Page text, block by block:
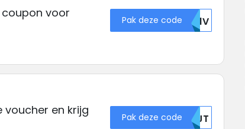
coupon voor
Pak deze code TK1V
voucher en krijg
Pak deze code NTJT